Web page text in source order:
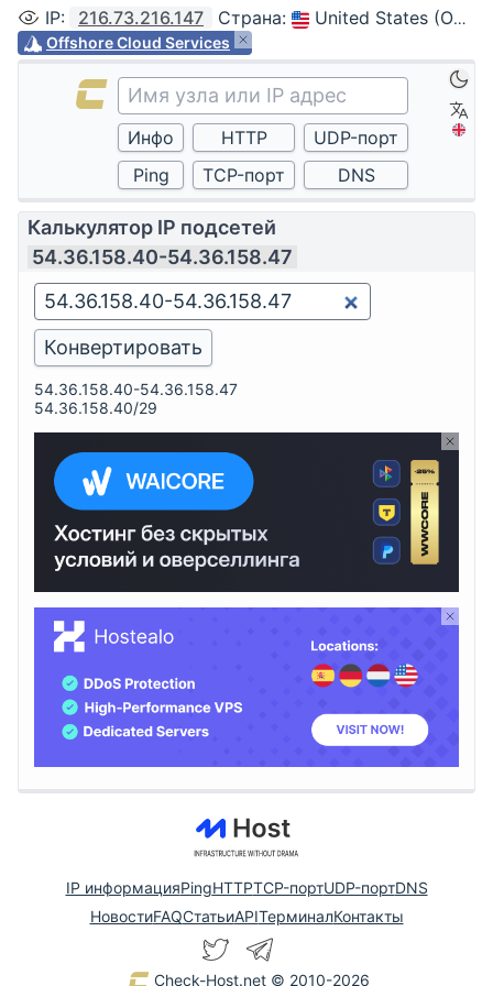
IP: 216.73.216.147 Страна: United States (Ohio, Columbus)
Offshore Cloud Services
Калькулятор IP подсетей
54.36.158.40-54.36.158.47
54.36.158.40-54.36.158.47
54.36.158.40/29
IP информацияPingHTTPTCP-портUDP-портDNS
НовостиFAQСтатьиAPIТерминалКонтакты
Check-Host.net © 2010-2026